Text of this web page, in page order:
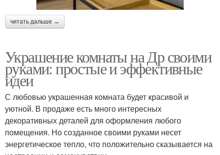
читать дальше →
Украшение комнаты на Др своими
руками: простые и эффективные
идеи
С любовью украшенная комната будет красивой и
уютной. В продаже есть много интересных
декоративных деталей для оформления любого
помещения. Но созданное своими руками несет
энергетическое тепло, что положительно сказывается на